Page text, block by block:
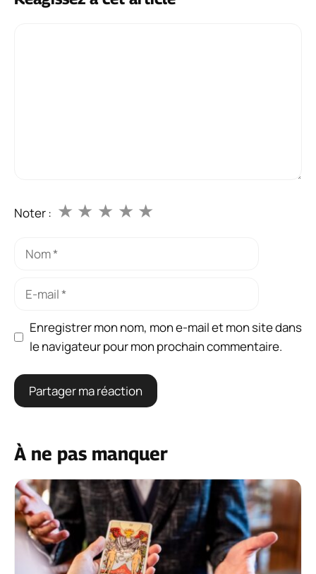
Noter : ★
★
★
★
★
Nom
Enregistrer mon nom, mon e-mail et mon site dans
le navigateur pour mon prochain commentaire.
À ne pas manquer